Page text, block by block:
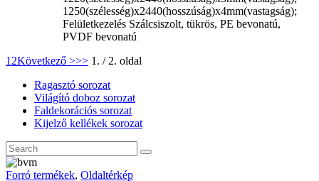
1250(szélesség)x2440(hosszúság)x4mm(vastagság);
Felületkezelés Szálcsiszolt, tükrös, PE bevonatú,
PVDF bevonatú
1 2Következő >>> 1. / 2. oldal
Ragasztó sorozat
Világító doboz sorozat
Faldekorációs sorozat
Kijelző kellékek sorozat
Forró termékek, Oldaltérkép